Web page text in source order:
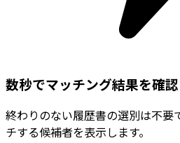
数秒でマッチング結果を確認
終わりのない履歴書の選別は不要
チする候補者を表示します。